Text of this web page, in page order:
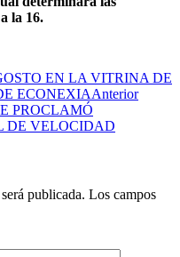
la 16.
EN LA VITRINA DE
ECONEXIAAnterior
PROCLAMÓ
DE VELOCIDAD
publicada. Los campos